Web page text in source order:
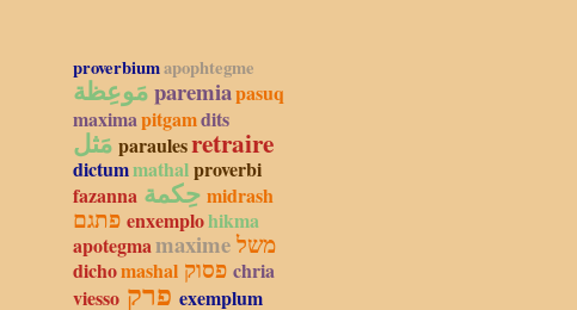
proverbiumapophtegme
paremiapasuq
maximapitgamdits
paraulesretraire
dictummathalproverbi
fazanna
midrash
enxemplohikma
apotegmamaximeמשל
dichomashal
chria
viesso
exemplum